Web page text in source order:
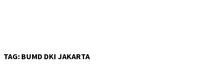
TAG: BUMD DKI JAKARTA